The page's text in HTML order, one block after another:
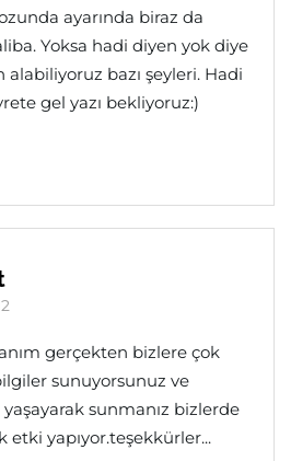
ayarında biraz da
Yoksa hadi diyen yok diye
alabiliyoruz bazı şeyleri. Hadi
gel yazı bekliyoruz:)
gerçekten bizlere çok
sunuyorsunuz ve
yaşayarak sunmanız bizlerde
etki yapıyor.teşekkürler...